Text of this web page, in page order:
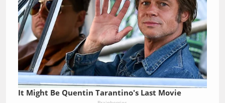
It Might Be Quentin Tarantino's Last Movie